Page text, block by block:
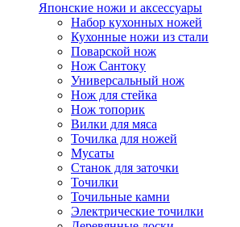
Японские ножи и аксессуары
Набор кухонных ножей
Кухонные ножи из стали
Поварской нож
Нож Сантоку
Универсальный нож
Нож для стейка
Нож топорик
Вилки для мяса
Точилка для ножей
Мусаты
Станок для заточки
Точилки
Точильные камни
Электрические точилки